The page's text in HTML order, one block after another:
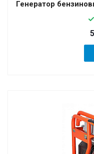
Генератор